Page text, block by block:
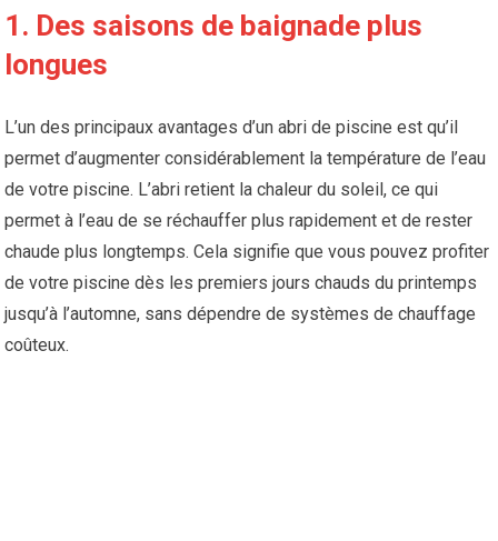
1. Des saisons de baignade plus
longues
L’un des principaux avantages d’un abri de piscine est qu’il
permet d’augmenter considérablement la température de l’eau
de votre piscine. L’abri retient la chaleur du soleil, ce qui
permet à l’eau de se réchauffer plus rapidement et de rester
chaude plus longtemps. Cela signifie que vous pouvez profiter
de votre piscine dès les premiers jours chauds du printemps
jusqu’à l’automne, sans dépendre de systèmes de chauffage
coûteux.